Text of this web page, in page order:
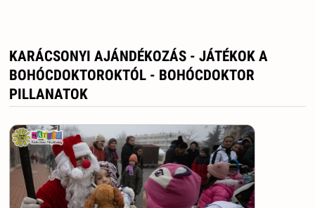
KARÁCSONYI AJÁNDÉKOZÁS - JÁTÉKOK A
BOHÓCDOKTOROKTÓL - BOHÓCDOKTOR
PILLANATOK